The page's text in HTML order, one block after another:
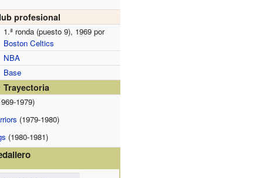
profesional
1.ª ronda (puesto 9), 1969 por
Boston Celtics
NBA
Base
Trayectoria
1979)
(1979-1980)
(1980-1981)